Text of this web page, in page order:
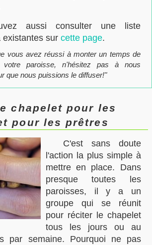
aussi consulter une liste
existantes sur cette page.
vous avez réussi à monter un temps de
votre paroisse, n'hésitez pas à nous
que nous puissions le diffuser!"
chapelet pour les
pour les prêtres
C'est sans doute
l'action la plus simple à
mettre en place. Dans
presque toutes les
paroisses, il y a un
groupe qui se réunit
pour réciter le chapelet
tous les jours ou au
par semaine. Pourquoi ne pas